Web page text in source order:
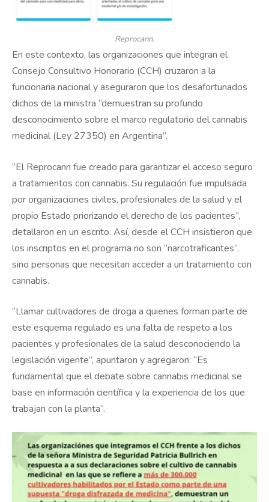
Reprocann.
En este contexto, las organizaciones que integran el
Consejo Consultivo Honorario (CCH) cruzaron a la
funcionaria nacional y aseguraron que los desafortunados
dichos de la ministra “demuestran su profundo
desconocimiento sobre el marco regulatorio del cannabis
medicinal (Ley 27350) en Argentina”.
“El Reprocann fue creado para garantizar el acceso seguro
a tratamientos con cannabis. Su regulación fue impulsada
por organizaciones civiles, profesionales de la salud y el
propio Estado priorizando el derecho de los pacientes”,
detallaron en un escrito. Así, desde el CCH insistieron que
los inscriptos en el programa no son “narcotraficantes”,
sino personas que necesitan acceder a un tratamiento con
cannabis.
“Llamar cultivadores de droga a quienes forman parte de
este esquema regulado es una falta de respeto a los
pacientes y profesionales de la salud desconociendo la
legislación vigente”, apuntaron y agregaron: “Es
fundamental que el debate sobre cannabis medicinal se
base en información científica y la experiencia de los que
trabajan con la planta”.